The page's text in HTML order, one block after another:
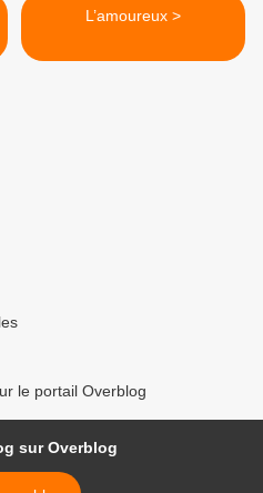
L’amoureux >
le portail Overblog
sur Overblog